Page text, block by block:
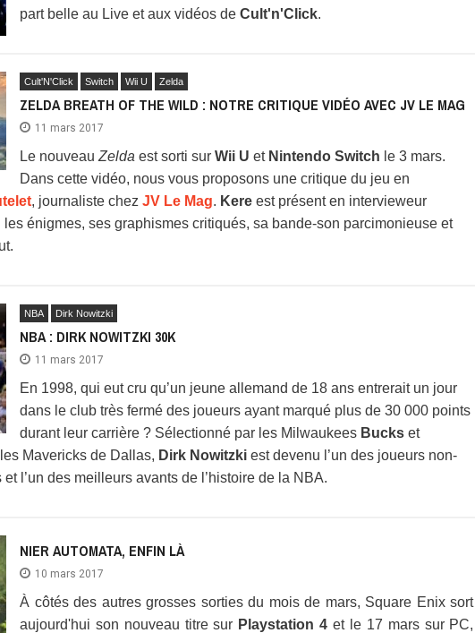
part belle au Live et aux vidéos de Cult'n'Click.
Cult'N'Click Switch Wii U Zelda
ZELDA BREATH OF THE WILD : NOTRE CRITIQUE VIDÉO AVEC JV LE MAG
11 mars 2017
Le nouveau Zelda est sorti sur Wii U et Nintendo Switch le 3 mars.
Dans cette vidéo, nous vous proposons une critique du jeu en
, journaliste chez JV Le Mag. Kere est présent en intervieweur
énigmes, ses graphismes critiqués, sa bande-son parcimonieuse et
NBA Dirk Nowitzki
NBA : DIRK NOWITZKI 30K
11 mars 2017
En 1998, qui eut cru qu’un jeune allemand de 18 ans entrerait un jour
dans le club très fermé des joueurs ayant marqué plus de 30 000 points
durant leur carrière ? Sélectionné par les Milwaukees Bucks et
Mavericks de Dallas, Dirk Nowitzki est devenu l’un des joueurs non-
l’un des meilleurs avants de l’histoire de la NBA.
NIER AUTOMATA, ENFIN LÀ
10 mars 2017
À côtés des autres grosses sorties du mois de mars, Square Enix sort
aujourd'hui son nouveau titre sur Playstation 4 et le 17 mars sur PC,